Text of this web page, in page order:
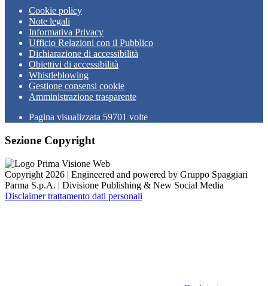
Cookie policy
Note legali
Informativa Privacy
Ufficio Relazioni con il Pubblico
Dichiarazione di accessibilità
Obiettivi di accessibilità
Whistleblowing
Gestione consensi cookie
Amministrazione trasparente
Pagina visualizzata 59701 volte
Sezione Copyright
Copyright 2026 | Engineered and powered by Gruppo Spaggiari
Parma S.p.A. | Divisione Publishing & New Social Media
Disclaimer trattamento dati personali